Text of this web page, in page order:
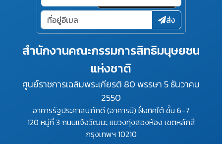
สำนักงานคณะกรรมการสิทธิมนุษยชน
แห่งชาติ
ศูนย์ราชการเฉลิมพระเกียรติ 80 พรรษา 5 ธันวาคม
2550
อาคารรัฐประศาสนภักดี (อาคารบี) ฝั่งทิศใต้ ชั้น 6-7
120 หมู่ที่ 3 ถนนแจ้งวัฒนะ แขวงทุ่งสองห้อง เขตหลักสี่
กรุงเทพฯ 10210
ส่ง